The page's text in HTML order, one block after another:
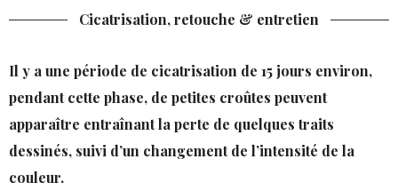
ACCUEILMAQUILLAGE
Cicatrisation, retouche & entretien
Il y a une période de cicatrisation de 15 jours environ,
pendant cette phase, de petites croûtes peuvent
apparaître entraînant la perte de quelques traits
dessinés, suivi d’un changement de l’intensité de la
couleur.